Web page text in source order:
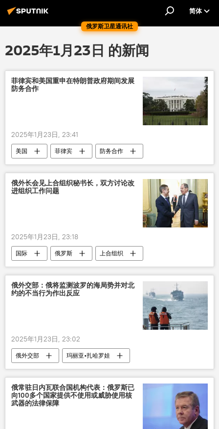
俄罗斯卫星通讯社
简体
2025年1月23日 的新闻
菲律宾和美国重申在特朗普政府期间发展
防务合作
2025年1月23日, 23:41
美国 菲律宾
防务合作
发展
俄外长会见上合组织秘书长，双方讨论改
进组织工作问题
2025年1月23日, 23:18
国际 俄罗斯
上合组织
谢尔盖•拉夫罗夫
俄外交部：俄将监测波罗的海局势并对北
约的不当行为作出反应
2025年1月23日, 23:02
俄外交部
玛丽亚•扎哈罗娃
波罗的海
北约 行为 反应
俄常驻日内瓦联合国机构代表：俄罗斯已
向100多个国家提供不使用或威胁使用核
武器的法律保障